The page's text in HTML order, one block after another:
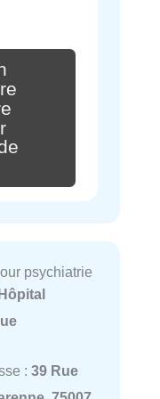
psychiatrie
: 39 Rue